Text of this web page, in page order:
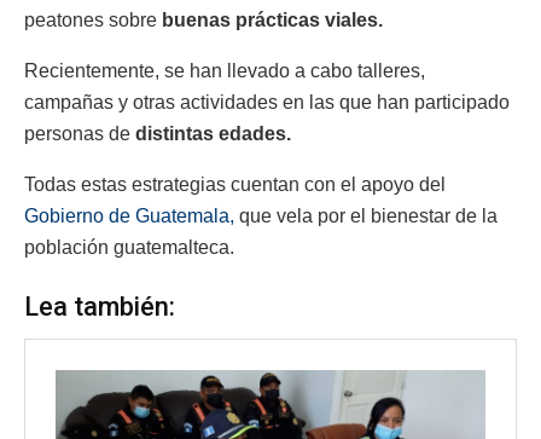
peatones sobre buenas prácticas viales.
Recientemente, se han llevado a cabo talleres,
campañas y otras actividades en las que han participado
personas de distintas edades.
Todas estas estrategias cuentan con el apoyo del
Gobierno de Guatemala, que vela por el bienestar de la
población guatemalteca.
Lea también: